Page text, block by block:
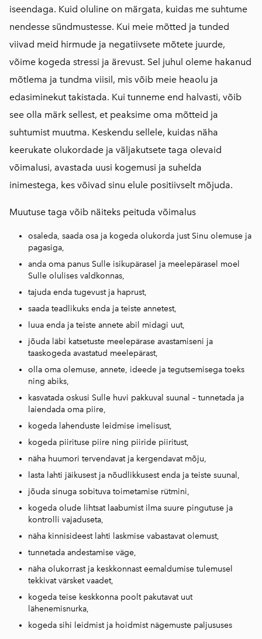
iseendaga. Kuid oluline on märgata, kuidas me suhtume
nendesse sündmustesse. Kui meie mõtted ja tunded
viivad meid hirmude ja negatiivsete mõtete juurde,
võime kogeda stressi ja ärevust. Sel juhul oleme hakanud
mõtlema ja tundma viisil, mis võib meie heaolu ja
edasiminekut takistada. Kui tunneme end halvasti, võib
see olla märk sellest, et peaksime oma mõtteid ja
suhtumist muutma. Keskendu sellele, kuidas näha
keerukate olukordade ja väljakutsete taga olevaid
võimalusi, avastada uusi kogemusi ja suhelda
inimestega, kes võivad sinu elule positiivselt mõjuda.
Muutuse taga võib näiteks peituda võimalus
osaleda, saada osa ja kogeda olukorda just Sinu olemuse ja
pagasiga,
anda oma panus Sulle isikupärasel ja meelepärasel moel
Sulle olulises valdkonnas,
tajuda enda tugevust ja haprust,
saada teadlikuks enda ja teiste annetest,
luua enda ja teiste annete abil midagi uut,
jõuda läbi katsetuste meelepärase avastamiseni ja
taaskogeda avastatud meelepärast,
olla oma olemuse, annete, ideede ja tegutsemisega toeks
ning abiks,
kasvatada oskusi Sulle huvi pakkuval suunal – tunnetada ja
laiendada oma piire,
kogeda lahenduste leidmise imelisust,
kogeda piirituse piire ning piiride piiritust,
näha huumori tervendavat ja kergendavat mõju,
lasta lahti jäikusest ja nõudlikkusest enda ja teiste suunal,
jõuda sinuga sobituva toimetamise rütmini,
kogeda olude lihtsat laabumist ilma suure pingutuse ja
kontrolli vajaduseta,
näha kinnisideest lahti laskmise vabastavat olemust,
tunnetada andestamise väge,
näha olukorrast ja keskkonnast eemaldumise tulemusel
tekkivat värsket vaadet,
kogeda teise keskkonna poolt pakutavat uut
lähenemisnurka,
kogeda sihi leidmist ja hoidmist nägemuste paljususes